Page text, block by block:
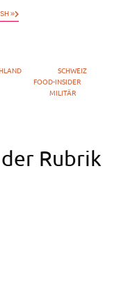
»
SCHWEIZ
FOOD-INSIDER
MILITÄR
Rubrik